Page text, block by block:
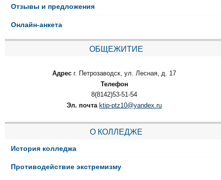
Отзывы и предложения
Онлайн-анкета
ОБЩЕЖИТИЕ
Адрес г. Петрозаводск, ул. Лесная, д. 17
Телефон
8(8142)53-51-54
Эл. почта ktip-ptz10@yandex.ru
О КОЛЛЕДЖЕ
История колледжа
Противодействие экстремизму